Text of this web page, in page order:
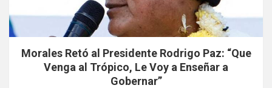
Morales Retó al Presidente Rodrigo Paz: “Que
Venga al Trópico, Le Voy a Enseñar a
Gobernar”